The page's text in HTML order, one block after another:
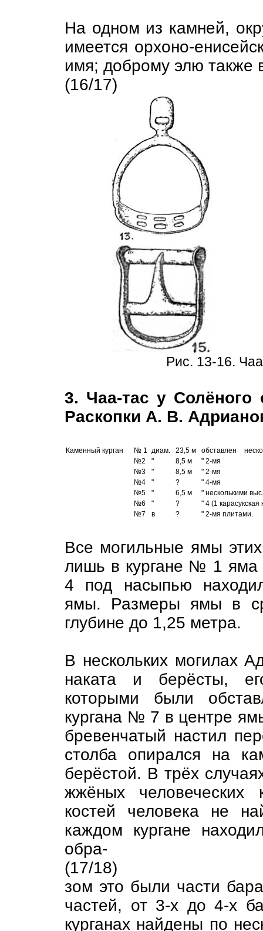
На одном из камней,
имеется орхоно-
имя; доброму элю также
(16/17)
Рис. 13-16.
3. Чаа-тас у Солёного
Раскопки А. В.
Каменный курган № 1 диам. 23,5 м обставлен
№2
" 8,5 м
" 2-мя
№3
" 8,5 м
" 2-мя
№4
" ?
" 4-мя
№5
" 6,5 м
" несколькими
№6
" ?
" 4 (1 карасукская
№7
в ? " 2-мя плитами.
Все могильные ямы
лишь в кургане № 1
4 под насыпью
ямы. Размеры ямы в
глубине до 1,25 метра.
В нескольких могилах
наката и берёсты,
которыми были
кургана № 7 в центре
бревенчатый настил
столба опирался на
берёстой. В трёх
жжёных человеческих
костей человека не
каждом кургане
обра-
(17/18)
зом это были части
частей, от 3-х до 4-х
курганах найдены по